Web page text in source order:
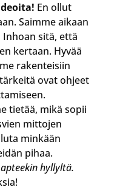
En ollut
Saimme aikaan
sitä, että
kertaan. Hyvää
rakenteisiin
ovat ohjeet
tietää, mikä sopii
mittojen
minkään
pihaa.
hyllyltä.